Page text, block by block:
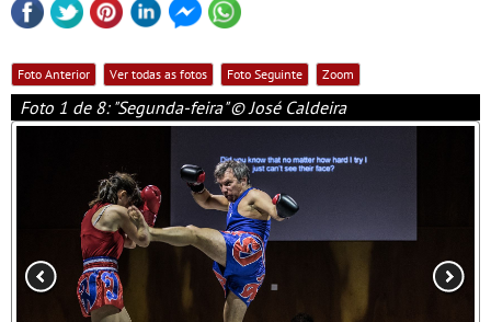
Foto Anterior Ver todas as fotos Foto Seguinte Zoom
Foto 1 de 8: "Segunda-feira" © José Caldeira